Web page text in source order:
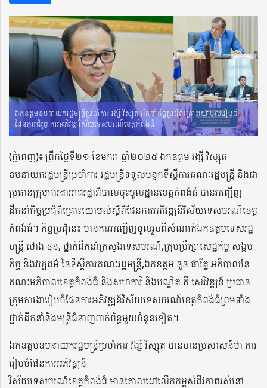
ឯកឧត្តមឧបនាយករដ្ឋមន្ត្រីប្រចាំការ វង្សី វិស្សុត ដឹកនាំកិច្ចប្រជុំពិគ្រោះយោបល់រៀបចំ
ផែនការជំរុញការអភិវឌ្ឍវិស័យទេសចរណ៍ខេត្តកំពង់ធំ
(ភ្នំពេញ)៖ព្រឹកថ្ងៃទី២១ ខែមករា ឆ្នាំ២០២៥ ឯកឧត្តមវង្សី វិស្សុត
ឧបនាយករដ្ឋមន្ត្រីប្រចាំការ រដ្ឋមន្រ្តីទទួលបន្ទុកទីស្តីការគណៈរដ្ឋមន្ត្រី និងជា
ប្រធានក្រុមការងាររាជរដ្ឋាភិបាលចុះមូលដ្ឋានខេត្តកំពង់ធំ បានអញ្ជើញ
ដឹកនាំកិច្ចប្រជុំពិគ្រោះយោបល់ស្ដីពីផែនការអភិវឌ្ឍន៍វិស័យទេសចរណ៍ខេត្ត
កំពង់ធំ។ កិច្ចប្រជុំនេះ មានការអញ្ជើញចូលរួមពីសំណាក់ឯកឧត្តមទេសរដ្ឋ
មន្ត្រី ថោង ខុន, ថ្នាក់ដឹកនាំក្រសួងទេសចរណ៍,ក្រុមប្រឹក្សាសេដ្ឋកិច្ច សង្គម
កិច្ច និងវប្បធម៌នៃទីស្តីការគណៈរដ្ឋមន្រ្តី,ឯកឧត្តម នួន ផារ័ត្ន អភិបាលនៃ
គណៈអភិបាលខេត្តកំពង់ធំ និងសហការី និងបណ្ឌិត គី សេរីវឌ្ឍន៍ ប្រធាន
ក្រុមការងារៀបចំផែនការអភិវឌ្ឍន៍វិស័យទេសចរណ៍ខេត្តកំពង់ធំព្រមទាំង
ថ្នាក់ដឹកនាំនិងមន្ត្រីជំនាញពាក់ព័ន្ធមួយចំនួនទៀត។
ឯកឧត្តមឧបនាយករដ្ឋមន្ត្រីប្រចាំការ វង្សី វិស្សុត បានមានប្រសាសន៍ថា ការ
រៀបចំផែនការអភិវឌ្ឍន៍
វិស័យទេសចរណ៍ខេត្តកំពង់ធំ មានគោលដៅលើកកម្ពស់ជីវភាពរស់នៅ